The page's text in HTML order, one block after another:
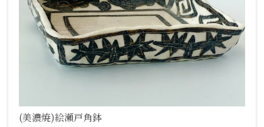
(美濃焼)絵瀬戸角鉢